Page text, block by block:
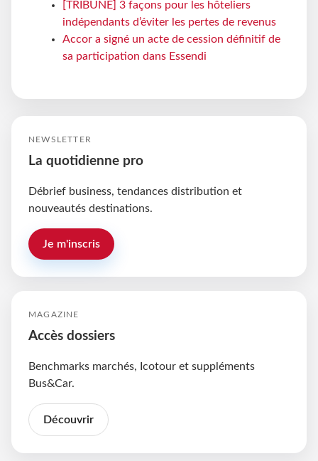
[TRIBUNE] 3 façons pour les hôteliers
indépendants d’éviter les pertes de revenus
Accor a signé un acte de cession définitif de
sa participation dans Essendi
NEWSLETTER
La quotidienne pro
Débrief business, tendances distribution et
nouveautés destinations.
Je m'inscris
MAGAZINE
Accès dossiers
Benchmarks marchés, Icotour et suppléments
Bus&Car.
Découvrir